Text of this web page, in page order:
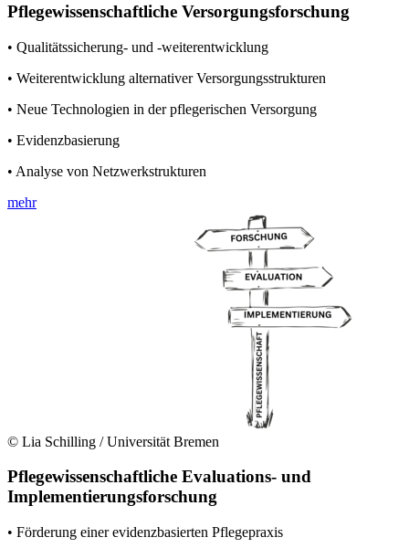
Pflegewissenschaftliche Versorgungsforschung
• Qualitätssicherung- und -weiterentwicklung
• Weiterentwicklung alternativer Versorgungsstrukturen
• Neue Technologien in der pflegerischen Versorgung
• Evidenzbasierung
• Analyse von Netzwerkstrukturen
mehr
© Lia Schilling / Universität Bremen
Pflegewissenschaftliche Evaluations- und
Implementierungsforschung
• Förderung einer evidenzbasierten Pflegepraxis